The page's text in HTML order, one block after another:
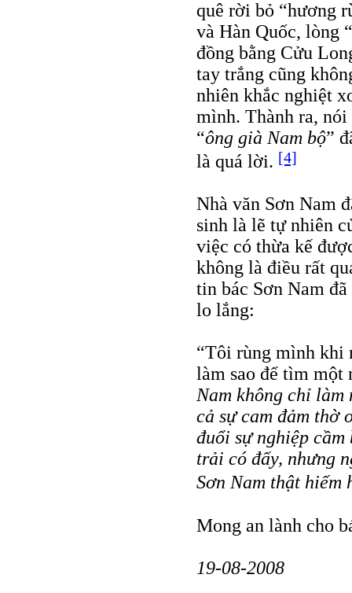
quê rời bỏ “hương
và Hàn Quốc, lòng “
đồng bằng Cửu
tay trắng cũng
nhiên khắc nghiệt
mình. Thành ra,
“ông già Nam bộ”
là quá lời. [4]
Nhà văn Sơn Nam
sinh là lẽ tự nhiên
việc có thừa kế
không là điều rất
tin bác Sơn Nam
lo lắng:
“Tôi rùng mình khi
làm sao để tìm
Nam không chỉ làm
cả sự cam đảm thờ
đuổi sự nghiệp cầm
trải có đấy, nhưng
Sơn Nam thật hiếm
Mong an lành cho
19-08-2008